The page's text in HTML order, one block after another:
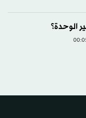
الوحدة؟